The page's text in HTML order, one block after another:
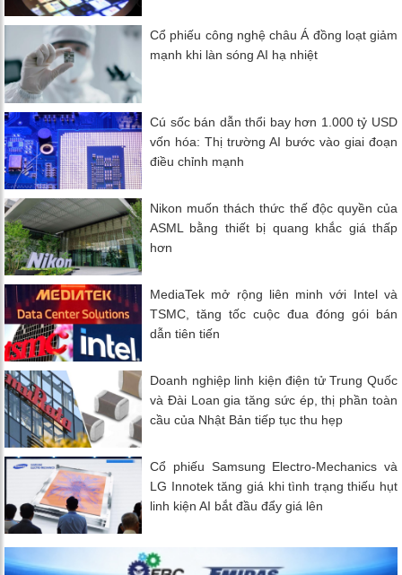
Cổ phiếu công nghệ châu Á đồng loạt giảm
mạnh khi làn sóng AI hạ nhiệt
Cú sốc bán dẫn thổi bay hơn 1.000 tỷ USD
vốn hóa: Thị trường AI bước vào giai đoạn
điều chỉnh mạnh
Nikon muốn thách thức thế độc quyền của
ASML bằng thiết bị quang khắc giá thấp
hơn
MediaTek mở rộng liên minh với Intel và
TSMC, tăng tốc cuộc đua đóng gói bán
dẫn tiên tiến
Doanh nghiệp linh kiện điện tử Trung Quốc
và Đài Loan gia tăng sức ép, thị phần toàn
cầu của Nhật Bản tiếp tục thu hẹp
Cổ phiếu Samsung Electro-Mechanics và
LG Innotek tăng giá khi tình trạng thiếu hụt
linh kiện AI bắt đầu đẩy giá lên